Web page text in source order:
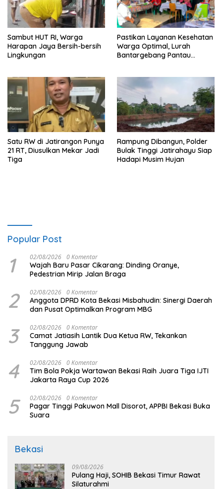
Sambut HUT RI, Warga
Harapan Jaya Bersih-bersih
Lingkungan
Pastikan Layanan Kesehatan
Warga Optimal, Lurah
Bantargebang Pantau
Satu RW di Jatirangon Punya
21 RT, Diusulkan Mekar Jadi
Tiga
Rampung Dibangun, Polder
Bulak Tinggi Jatirahayu Siap
Hadapi Musim Hujan
Popular Post
1 02/08/2026 0 Komentar
Wajah Baru Pasar Cikarang: Dinding Oranye,
Pedestrian Mirip Jalan Braga
2 02/08/2026 0 Komentar
Anggota DPRD Kota Bekasi Misbahudin: Sinergi Daerah
dan Pusat Optimalkan Program MBG
3 02/08/2026 0 Komentar
Camat Jatiasih Lantik Dua Ketua RW, Tekankan
Tanggung Jawab
4 02/08/2026 0 Komentar
Tim Bola Pokja Wartawan Bekasi Raih Juara Tiga IJTI
Jakarta Raya Cup 2026
5 02/08/2026 0 Komentar
Pagar Tinggi Pakuwon Mall Disorot, APPBI Bekasi Buka
Suara
Bekasi
09/08/2026
Pulang Haji, SOHIB Bekasi Timur Rawat
Silaturahmi